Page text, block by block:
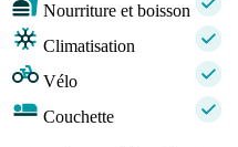
Nourriture et boisson
Climatisation
Vélo
Couchette